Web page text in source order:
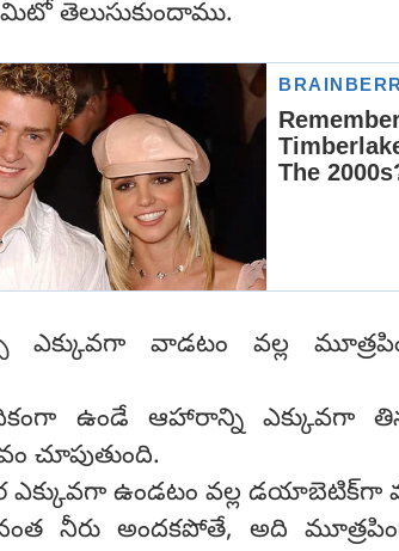
తెలుసుకుందాము.
ఎక్కువగా వాడటం వల్ల
ఉండే ఆహారాన్ని ఎక్కువగా
చూపుతుంది.
ఎక్కువగా ఉండటం వల్ల డయాబెటిక్‌గా
నీరు అందకపోతే, అది